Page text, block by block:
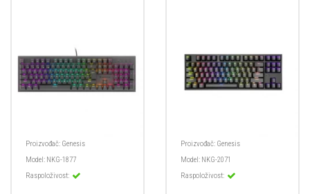
Proizvođač: Genesis
Model: NKG-1877
Raspoloživost:
Proizvođač: Genesis
Model: NKG-2071
Raspoloživost: